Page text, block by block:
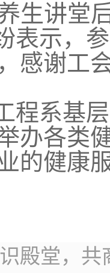
生讲堂
表示，
感谢工
程系基
办各类
的健康
殿堂，共